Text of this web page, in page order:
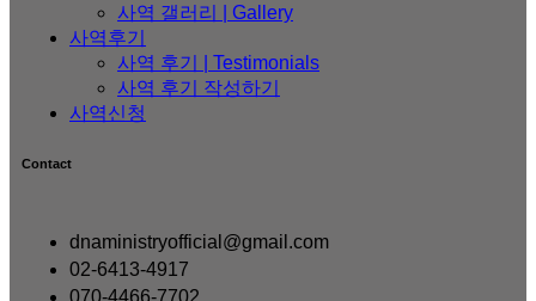
사역 갤러리 | Gallery
사역후기
사역 후기 | Testimonials
사역 후기 작성하기
사역신청
Contact
dnaministryofficial@gmail.com
02-6413-4917